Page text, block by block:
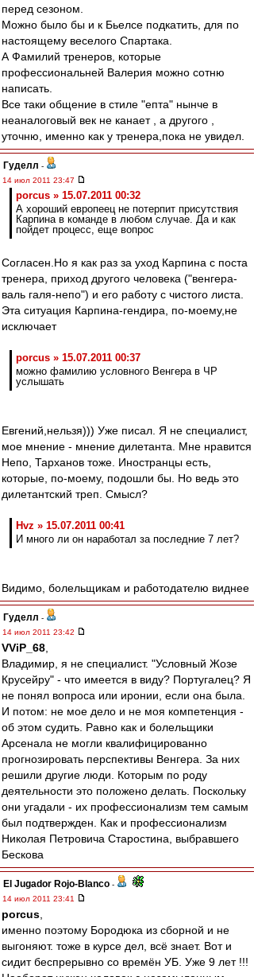
перед сезоном.
Можно было бы и к Бьелсе подкатить, для по
настоящему веселого Спартака.
А Фамилий тренеров, которые
профессиональней Валерия можно сотню
написать.
Все таки общение в стиле "епта" нынче в
неаналоговый век не канает , а другого ,
уточню, именно как у тренера,пока не увидел.
Гуделл -
14 июл 2011 23:47
porcus » 15.07.2011 00:32
А хороший европеец не потерпит присутствия
Карпина в команде в любом случае. Да и как
пойдет процесс, еще вопрос
Согласен.Но я как раз за уход Карпина с поста
тренера, приход другого человека ("венгера-
валь галя-непо") и его работу с чистого листа.
Эта ситуация Карпина-гендира, по-моему,не
исключает
porcus » 15.07.2011 00:37
можно фамилию условного Венгера в ЧР
услышать
Евгений,нельзя))) Уже писал. Я не специалист,
мое мнение - мнение дилетанта. Мне нравится
Непо, Тарханов тоже. Иностранцы есть,
которые, по-моему, подошли бы. Но ведь это
дилетантский треп. Смысл?
Hvz » 15.07.2011 00:41
И много ли он наработал за последние 7 лет?
Видимо, болельщикам и работодателю виднее
Гуделл -
14 июл 2011 23:42
VViP_68
Владимир, я не специалист. "Условный Жозе
Крусейру" - что имеется в виду? Португалец? Я
не понял вопроса или иронии, если она была.
И потом: не мое дело и не моя компетенция -
об этом судить. Равно как и болельщики
Арсенала не могли квалифицированно
прогнозировать перспективы Венгера. За них
решили другие люди. Которым по роду
деятельности это положено делать. Поскольку
они угадали - их профессионализм тем самым
был подтвержден. Как и профессионализм
Николая Петровича Старостина, выбравшего
Бескова
El Jugador Rojo-Blanco -
14 июл 2011 23:41
porcus
именно поэтому Бородюка из сборной и не
выгоняют. тоже в курсе дел, всё знает. Вот и
сидит беспрерывно со времён УБ. Уже 9 лет !!!